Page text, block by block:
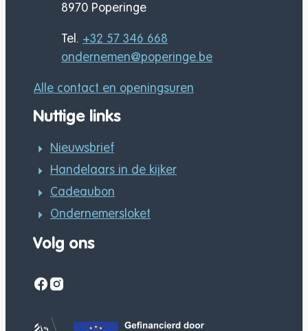
,8970 Poperinge
+32 57 346 668
E-mailondernemen@poperinge.be
Alle contact en openingsuren
Nuttige links
Nieuwsbrief
Handelaars in de kijker
Cadeaubon
Ondernemersloket
Volg ons
Facebook
Instagram